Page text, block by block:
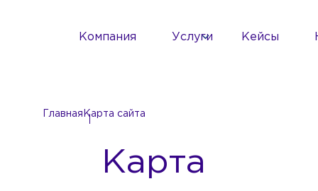
Компания Услуги Кейсы
Главная Карта сайта
Карта